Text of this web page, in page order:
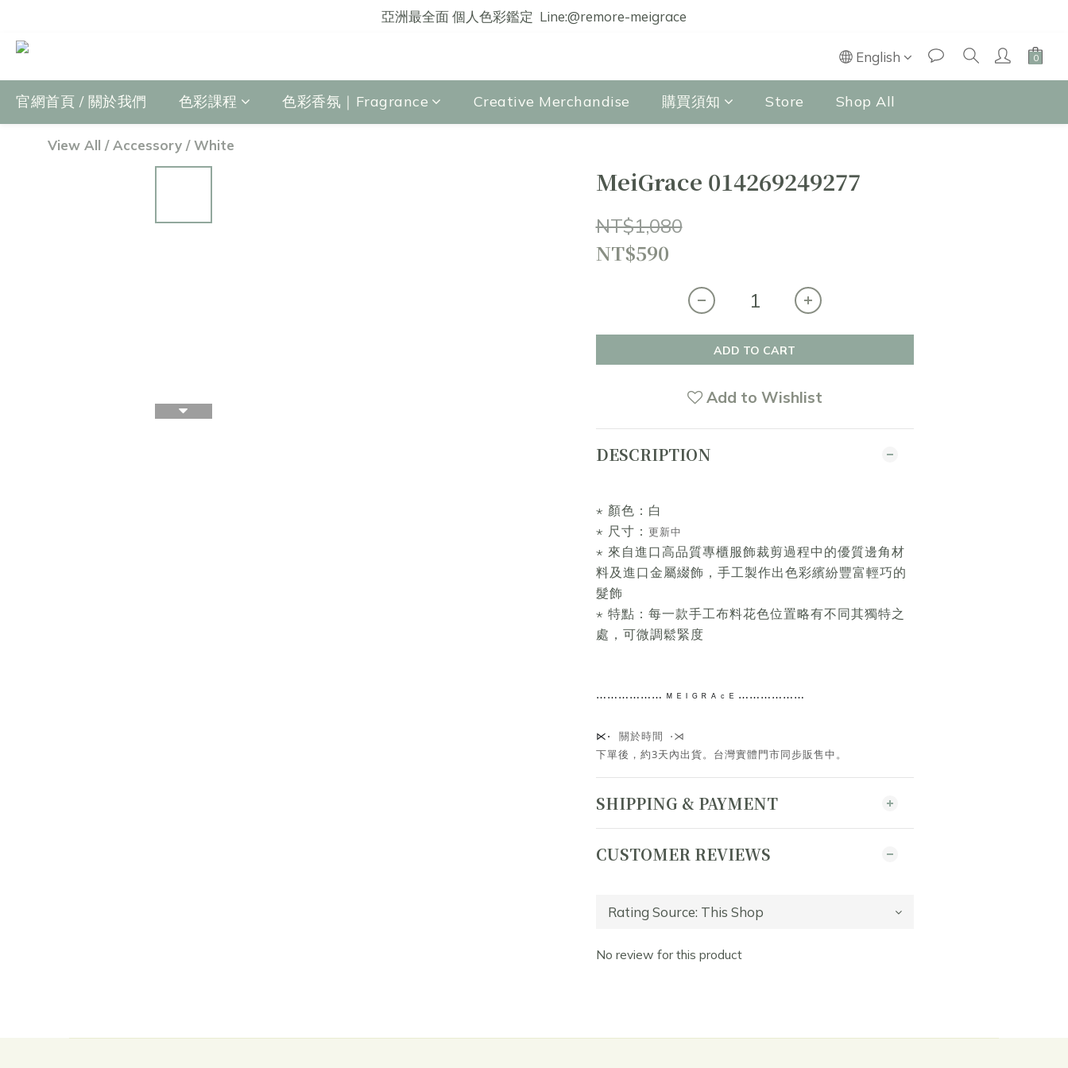
亞洲最全面 個人色彩鑑定  Line:@remore-meigrace
English
官網首頁 / 關於我們 色彩課程 色彩香氛｜Fragrance Creative Merchandise 購買須知 Store Shop All
View All /Accessory /White
MeiGrace 014269249277
NT$1,080
NT$590
ADD TO CART
Add to Wishlist
DESCRIPTION
⋆ 顏色：白
⋆ 尺寸： 更新中
⋆ 來自進口高品質專櫃服飾裁剪過程中的優質邊角材
料及進口金屬綴飾，手工製作出色彩繽紛豐富輕巧的
髮飾
⋆ 特點：每一款手工布料花色位置略有不同其獨特之
處，可微調鬆緊度
⋯⋯ ⋯⋯⋯⋯ ᴹ ᴱ ᴵ ᴳ ᴿ ᴬ ᶜ ᴱ ⋯⋯⋯⋯ ⋯⋯
⋉⋅ 關於時間 ⋅⋊
下單後，約3天內出貨。台灣實體門市同步販售中。
SHIPPING & PAYMENT
CUSTOMER REVIEWS
No review for this product